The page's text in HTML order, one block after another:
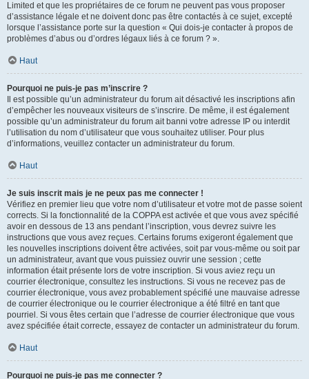
Limited et que les propriétaires de ce forum ne peuvent pas vous proposer
d’assistance légale et ne doivent donc pas être contactés à ce sujet, excepté
lorsque l’assistance porte sur la question « Qui dois-je contacter à propos de
problèmes d’abus ou d’ordres légaux liés à ce forum ? ».
Haut
Pourquoi ne puis-je pas m’inscrire ?
Il est possible qu’un administrateur du forum ait désactivé les inscriptions afin
d’empêcher les nouveaux visiteurs de s’inscrire. De même, il est également
possible qu’un administrateur du forum ait banni votre adresse IP ou interdit
l’utilisation du nom d’utilisateur que vous souhaitez utiliser. Pour plus
d’informations, veuillez contacter un administrateur du forum.
Haut
Je suis inscrit mais je ne peux pas me connecter !
Vérifiez en premier lieu que votre nom d’utilisateur et votre mot de passe soient
corrects. Si la fonctionnalité de la COPPA est activée et que vous avez spécifié
avoir en dessous de 13 ans pendant l’inscription, vous devrez suivre les
instructions que vous avez reçues. Certains forums exigeront également que
les nouvelles inscriptions doivent être activées, soit par vous-même ou soit par
un administrateur, avant que vous puissiez ouvrir une session ; cette
information était présente lors de votre inscription. Si vous aviez reçu un
courrier électronique, consultez les instructions. Si vous ne recevez pas de
courrier électronique, vous avez probablement spécifié une mauvaise adresse
de courrier électronique ou le courrier électronique a été filtré en tant que
pourriel. Si vous êtes certain que l’adresse de courrier électronique que vous
avez spécifiée était correcte, essayez de contacter un administrateur du forum.
Haut
Pourquoi ne puis-je pas me connecter ?